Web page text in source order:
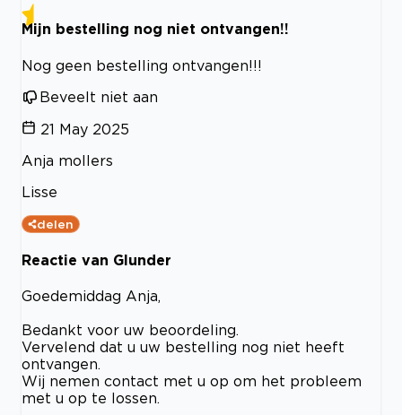
Mijn bestelling nog niet ontvangen!!
Nog geen bestelling ontvangen!!!
Beveelt niet aan
21 May 2025
Anja mollers
Lisse
delen
Reactie van Glunder
Goedemiddag Anja,
Bedankt voor uw beoordeling.
Vervelend dat u uw bestelling nog niet heeft
ontvangen.
Wij nemen contact met u op om het probleem
met u op te lossen.